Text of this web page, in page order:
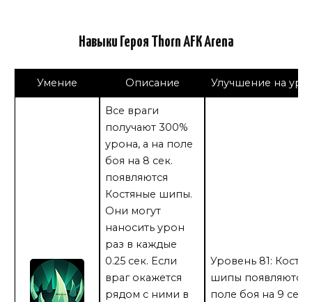
Навыки Героя Thorn AFK Arena
Умение Описание Улучшение на
Все враги
получают 300%
урона, а на поле
боя на 8 сек.
появляются
Костяные шипы.
Они могут
наносить урон
раз в каждые
0.25 сек. Если
враг окажется
рядом с ними в
Уровень 81:
шипы появляются
поле боя на 9 сек.